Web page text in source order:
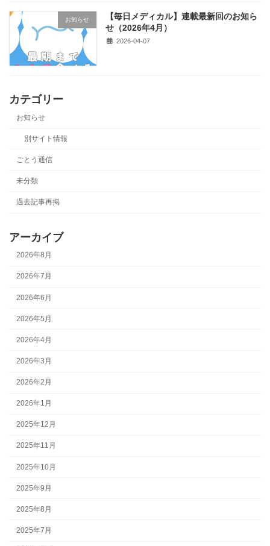
お知らせ
【毎日メディカル】連載最新回のお知ら
せ（2026年4月）
2026-04-07
カテゴリー
お知らせ
別サイト情報
ごとう通信
未分類
過去記事再掲
アーカイブ
2026年8月
2026年7月
2026年6月
2026年5月
2026年4月
2026年3月
2026年2月
2026年1月
2025年12月
2025年11月
2025年10月
2025年9月
2025年8月
2025年7月